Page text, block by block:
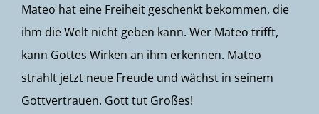
Mateo hat eine Freiheit geschenkt bekommen, die
ihm die Welt nicht geben kann. Wer Mateo trifft,
kann Gottes Wirken an ihm erkennen. Mateo
strahlt jetzt neue Freude und wächst in seinem
Gottvertrauen. Gott tut Großes!